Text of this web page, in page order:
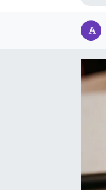
Haber Arşivi